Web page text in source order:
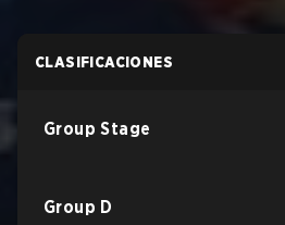
CLASIFICACIONES
Group Stage
Group D